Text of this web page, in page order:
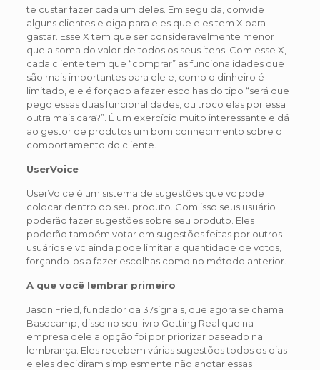
te custar fazer cada um deles. Em seguida, convide
alguns clientes e diga para eles que eles tem X para
gastar. Esse X tem que ser consideravelmente menor
que a soma do valor de todos os seus itens. Com esse X,
cada cliente tem que “comprar” as funcionalidades que
são mais importantes para ele e, como o dinheiro é
limitado, ele é forçado a fazer escolhas do tipo “será que
pego essas duas funcionalidades, ou troco elas por essa
outra mais cara?”. É um exercício muito interessante e dá
ao gestor de produtos um bom conhecimento sobre o
comportamento do cliente.
UserVoice
UserVoice é um sistema de sugestões que vc pode
colocar dentro do seu produto. Com isso seus usuário
poderão fazer sugestões sobre seu produto. Eles
poderão também votar em sugestões feitas por outros
usuários e vc ainda pode limitar a quantidade de votos,
forçando-os a fazer escolhas como no método anterior.
A que você lembrar primeiro
Jason Fried, fundador da 37signals, que agora se chama
Basecamp, disse no seu livro Getting Real que na
empresa dele a opção foi por priorizar baseado na
lembrança. Eles recebem várias sugestões todos os dias
e eles decidiram simplesmente não anotar essas